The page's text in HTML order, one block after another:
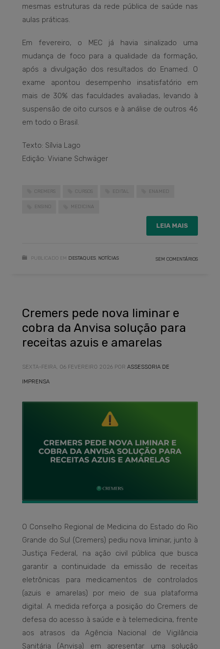
mesmas estruturas da rede pública de saúde nas
aulas práticas.
Em fevereiro, o MEC já havia sinalizado uma
mudança de foco para a qualidade da formação,
após a divulgação dos resultados do Enamed. O
exame apontou desempenho insatisfatório em
mais de 30% das faculdades avaliadas, levando à
suspensão de oito cursos e à análise de outros 46
em todo o Brasil.
Texto: Sílvia Lago
Edição: Viviane Schwäger
CREMERS CURSOS EDITAL ENAMED
ENSINO MEDICINA
LEIA MAIS
PUBLICADO EM DESTAQUES NOTÍCIAS SEM COMENTÁRIOS
Cremers pede nova liminar e
cobra da Anvisa solução para
receitas azuis e amarelas
SEXTA-FEIRA, 06 FEVEREIRO 2026 POR ASSESSORIA DE
IMPRENSA
O Conselho Regional de Medicina do Estado do Rio
Grande do Sul (Cremers) pediu nova liminar, junto à
Justiça Federal, na ação civil pública que busca
garantir a continuidade da emissão de receitas
eletrônicas para medicamentos de controlados
(azuis e amarelas) por meio de sua plataforma
digital. A medida reforça a posição do Cremers de
defesa do acesso à saúde e à telemedicina, frente
aos atrasos da Agência Nacional de Vigilância
Sanitária (Anvisa) em apresentar uma solução